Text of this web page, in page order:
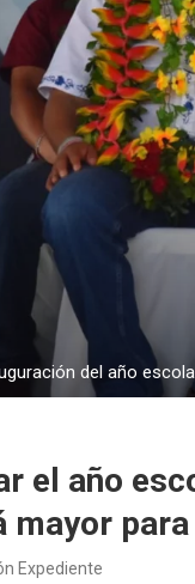
del año
el año
mayor
Expediente